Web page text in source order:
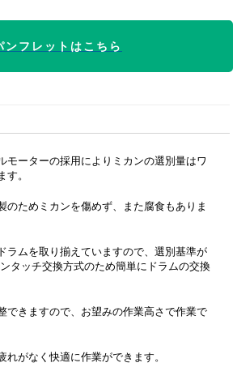
ンフレットはこちら
モーターの採用によりミカンの選別量はワ
す。
のためミカンを傷めず、また腐食もありま
ラムを取り揃えていますので、選別基準が
タッチ交換方式のため簡単にドラムの交換
できますので、お望みの作業高さで作業で
れがなく快適に作業ができます。